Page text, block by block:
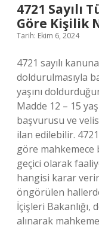
4721 Sayılı
Göre Kişilik
Tarih: Ekim 6, 2024
4721 sayılı
doldurulmasıyla
yaşını
Madde 12 – 15
başvurusu ve
ilan edilebilir.
göre mahkemece
geçici olarak
hangisi karar
öngörülen
İçişleri Bakanlığı,
alınarak